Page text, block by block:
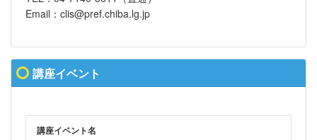
Email：clis@pref.chiba.lg.jp
講座イベント
講座イベント名